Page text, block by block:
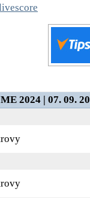
2024 | 07. 09.